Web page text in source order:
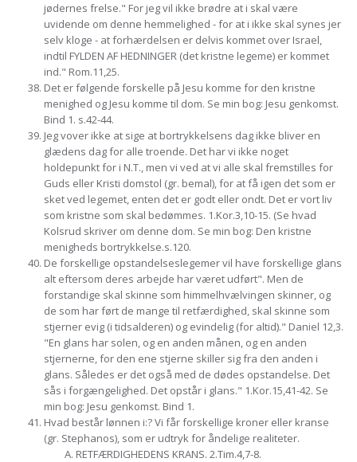
jødernes frelse." For jeg vil ikke brødre at i skal være
uvidende om denne hemmelighed - for at i ikke skal synes jer
selv kloge - at forhærdelsen er delvis kommet over Israel,
indtil FYLDEN AF HEDNINGER (det kristne legeme) er kommet
ind." Rom.11,25.
Det er følgende forskelle på Jesu komme for den kristne
menighed og Jesu komme til dom. Se min bog: Jesu genkomst.
Bind 1. s.42-44.
Jeg vover ikke at sige at bortrykkelsens dag ikke bliver en
glædens dag for alle troende. Det har vi ikke noget
holdepunkt for i N.T., men vi ved at vi alle skal fremstilles for
Guds eller Kristi domstol (gr. bemal), for at få igen det som er
sket ved legemet, enten det er godt eller ondt. Det er vort liv
som kristne som skal bedømmes. 1.Kor.3,10-15. (Se hvad
Kolsrud skriver om denne dom. Se min bog: Den kristne
menigheds bortrykkelse.s.120.
De forskellige opstandelseslegemer vil have forskellige glans
alt eftersom deres arbejde har været udført". Men de
forstandige skal skinne som himmelhvælvingen skinner, og
de som har ført de mange til retfærdighed, skal skinne som
stjerner evig (i tidsalderen) og evindelig (for altid)." Daniel 12,3.
"En glans har solen, og en anden månen, og en anden
stjernerne, for den ene stjerne skiller sig fra den anden i
glans. Således er det også med de dødes opstandelse. Det
sås i forgængelighed. Det opstår i glans." 1.Kor.15,41-42. Se
min bog: Jesu genkomst. Bind 1.
Hvad består lønnen i:? Vi får forskellige kroner eller kranse
(gr. Stephanos), som er udtryk for åndelige realiteter.
RETFÆRDIGHEDENS KRANS. 2.Tim.4,7-8.